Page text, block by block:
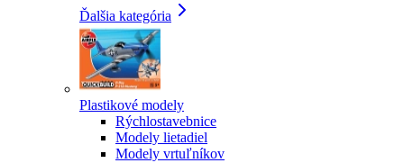
Ďalšia kategória
Plastikové modely
Rýchlostavebnice
Modely lietadiel
Modely vrtuľníkov